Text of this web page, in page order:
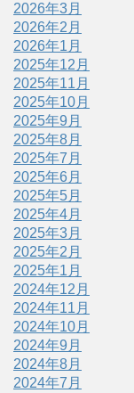
2026年3月
2026年2月
2026年1月
2025年12月
2025年11月
2025年10月
2025年9月
2025年8月
2025年7月
2025年6月
2025年5月
2025年4月
2025年3月
2025年2月
2025年1月
2024年12月
2024年11月
2024年10月
2024年9月
2024年8月
2024年7月